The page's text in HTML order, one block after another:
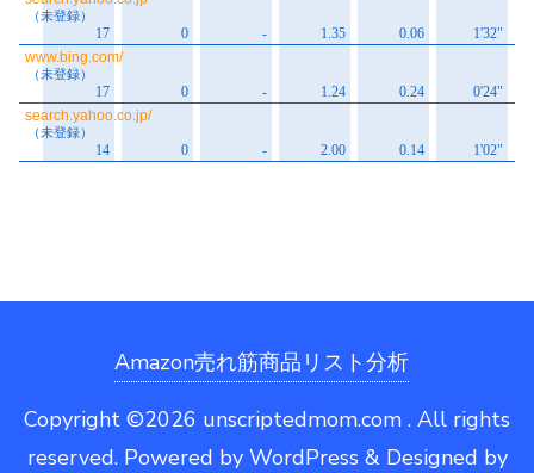
Amazon売れ筋商品リスト分析
Copyright ©2026 unscriptedmom.com . All rights
reserved. Powered by WordPress & Designed by